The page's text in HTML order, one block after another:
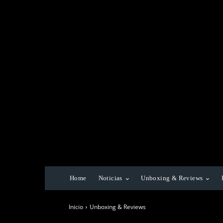
Home Noticias Unboxing & Reviews
Inicio Unboxing & Reviews